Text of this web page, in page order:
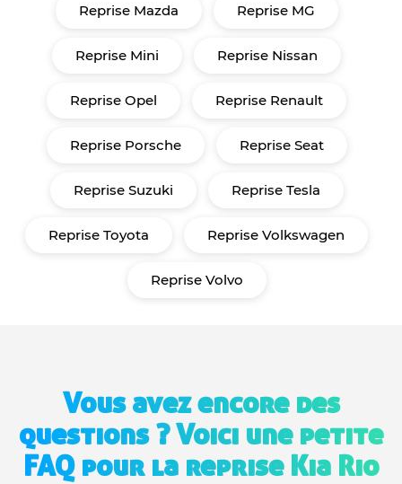
Reprise Mazda Reprise MG
Reprise Mini Reprise Nissan
Reprise Opel Reprise Renault
Reprise Porsche Reprise Seat
Reprise Suzuki Reprise Tesla
Reprise Toyota Reprise Volkswagen
Reprise Volvo
Vous avez encore des
questions ? Voici une petite
FAQ pour la reprise Kia Rio